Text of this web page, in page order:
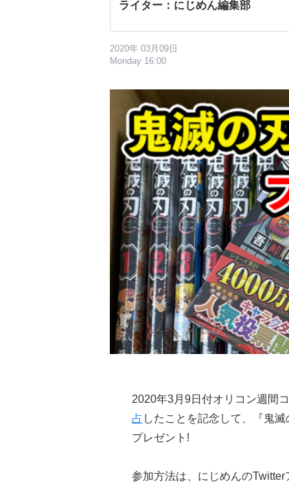
ライター：にじめん編集部
2020年 03月09日
Monday 16:00
2020年3月9日付オリコン週間
占 したことを記念して、『鬼
プレゼント!
参加方法は、にじめんの